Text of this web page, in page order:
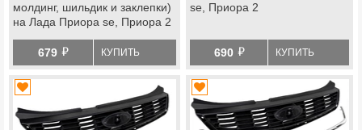
молдинг, шильдик и заклепки)
на Лада Приора se, Приора 2
679 й КУПИТЬ
se, Приора 2
690 й КУПИТЬ